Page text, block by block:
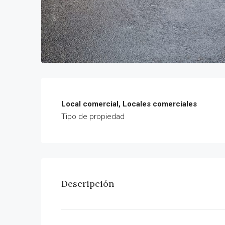
Local comercial, Locales comerciales
Tipo de propiedad
Descripción